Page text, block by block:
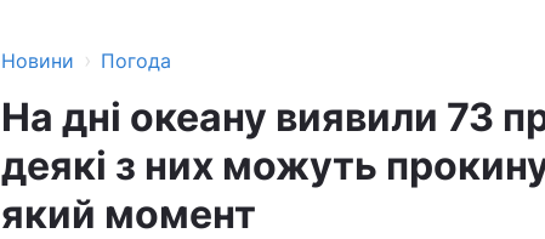
Новини › Погода
На дні океану виявили 73
деякі з них можуть
який момент